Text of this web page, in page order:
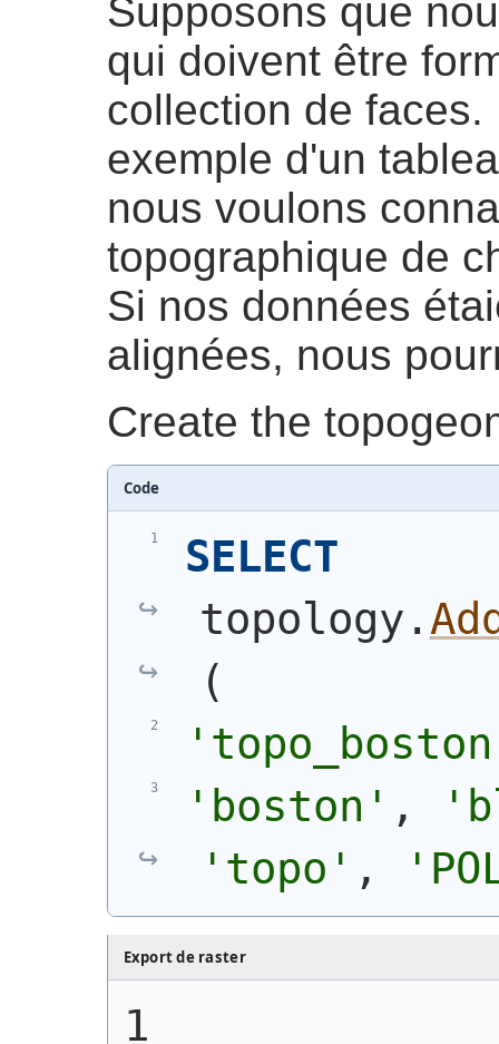
Supposons que
qui doivent être
collection de
exemple d'un
nous voulons
topographique de
Si nos données
alignées, nous
Create the
Code
SELECT
topology.
(
'boston' ,
'topo' ,
Export de raster
1